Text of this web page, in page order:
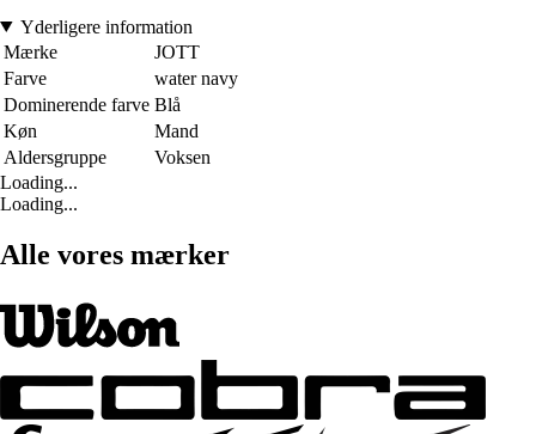
Yderligere information
Mærke
JOTT
Farve
water navy
Dominerende farve Blå
Køn
Mand
Aldersgruppe
Voksen
Loading...
Loading...
Alle vores mærker